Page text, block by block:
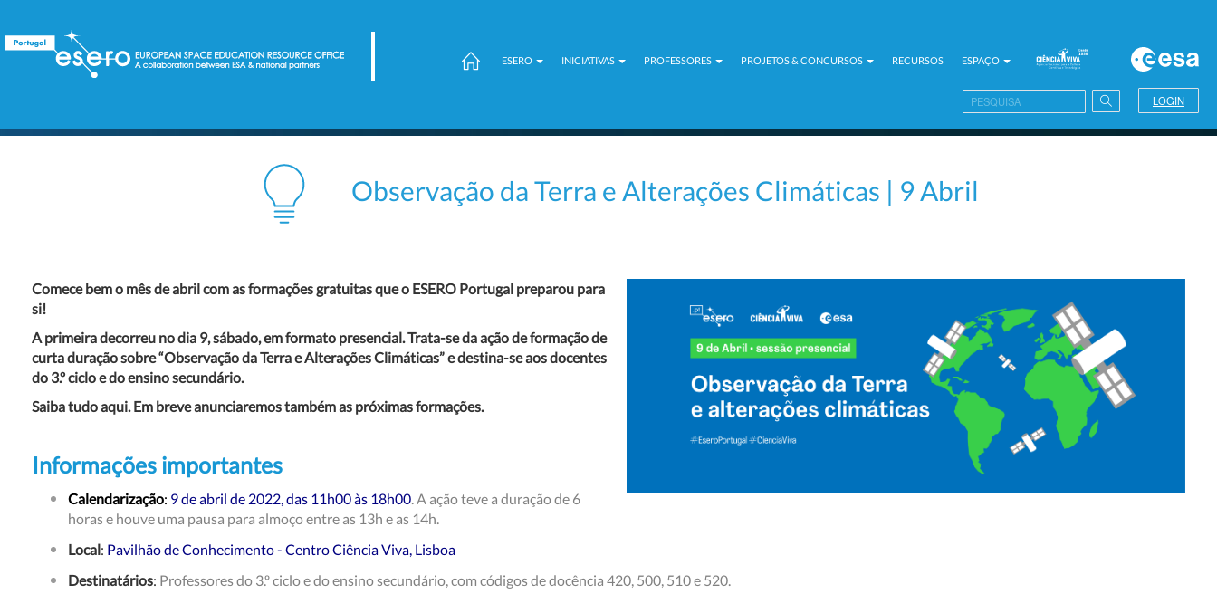
ESERO INICIATIVAS PROFESSORES PROJETOS & CONCURSOS RECURSOS ESPAÇO
LOGIN
Observação da Terra e Alterações Climáticas | 9 Abril
Comece bem o mês de abril com as formações gratuitas que o ESERO Portugal preparou para
si!
A primeira decorreu no dia 9, sábado, em formato presencial. Trata-se da ação de formação de
curta duração sobre “Observação da Terra e Alterações Climáticas” e destina-se aos docentes
do 3.º ciclo e do ensino secundário.
Saiba tudo aqui. Em breve anunciaremos também as próximas formações.
Informações importantes
Calendarização: 9 de abril de 2022, das 11h00 às 18h00. A ação teve a duração de 6
horas e houve uma pausa para almoço entre as 13h e as 14h.
Local: Pavilhão de Conhecimento - Centro Ciência Viva, Lisboa
Destinatários: Professores do 3.º ciclo e do ensino secundário, com códigos de docência 420, 500, 510 e 520.